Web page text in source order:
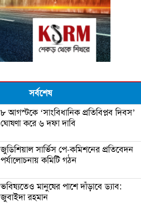
সর্বশেষ
৮ আগস্টকে ‘সাংবিধানিক প্রতিবিপ্লব দিবস’
ঘোষণা করে ৬ দফা দাবি
জুডিশিয়াল সার্ভিস পে-কমিশনের প্রতিবেদন
পর্যালোচনায় কমিটি গঠন
ভবিষ্যতেও মানুষের পাশে দাঁড়াবে ড্যাব:
জুবাইদা রহমান